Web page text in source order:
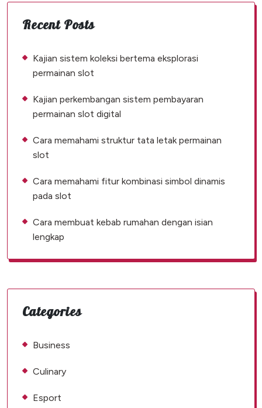
Recent Posts
Kajian sistem koleksi bertema eksplorasi
permainan slot
Kajian perkembangan sistem pembayaran
permainan slot digital
Cara memahami struktur tata letak permainan
slot
Cara memahami fitur kombinasi simbol dinamis
pada slot
Cara membuat kebab rumahan dengan isian
lengkap
Categories
Business
Culinary
Esport